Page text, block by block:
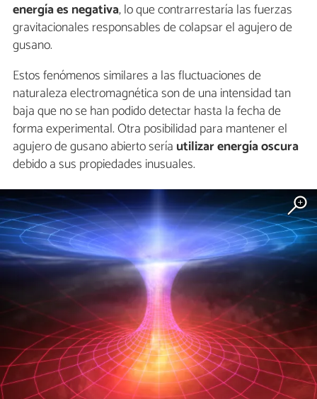
energía es negativa, lo que contrarrestaría las fuerzas
gravitacionales responsables de colapsar el agujero de
gusano.
Estos fenómenos similares a las fluctuaciones de
naturaleza electromagnética son de una intensidad tan
baja que no se han podido detectar hasta la fecha de
forma experimental. Otra posibilidad para mantener el
agujero de gusano abierto sería utilizar energía oscura
debido a sus propiedades inusuales.